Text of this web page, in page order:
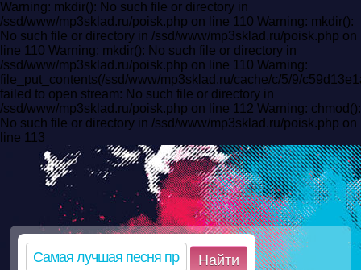
Warning: mkdir(): No such file or directory in
/ssd/www/mp3sklad.ru/poisk.php on line 110 Warning: mkdir():
No such file or directory in /ssd/www/mp3sklad.ru/poisk.php on
line 110 Warning: mkdir(): No such file or directory in
/ssd/www/mp3sklad.ru/poisk.php on line 110 Warning:
file_put_contents(/ssd/www/mp3sklad.ru/cache/c/5/9/
failed to open stream: No such file or directory in
/ssd/www/mp3sklad.ru/poisk.php on line 112 Warning: chmod():
No such file or directory in /ssd/www/mp3sklad.ru/poisk.php on
line 113
Найти